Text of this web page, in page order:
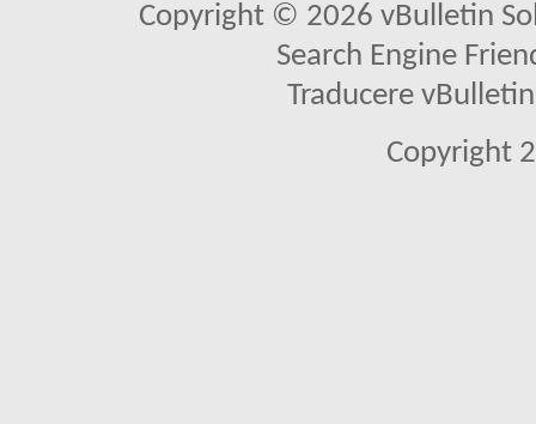
Copyright © 2026 vBulletin
Search Engine
Traducere
Copyright